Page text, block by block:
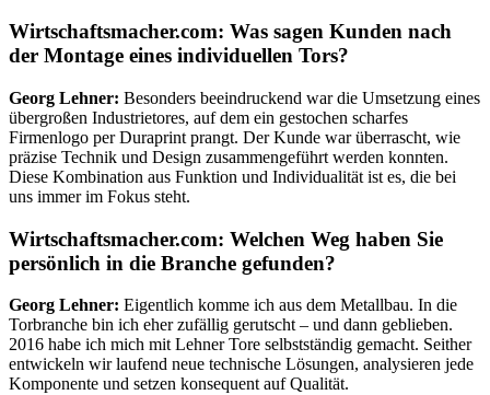
Wirtschaftsmacher.com: Was sagen Kunden nach
der Montage eines individuellen Tors?
Georg Lehner: Besonders beeindruckend war die Umsetzung eines
übergroßen Industrietores, auf dem ein gestochen scharfes
Firmenlogo per Duraprint prangt. Der Kunde war überrascht, wie
präzise Technik und Design zusammengeführt werden konnten.
Diese Kombination aus Funktion und Individualität ist es, die bei
uns immer im Fokus steht.
Wirtschaftsmacher.com: Welchen Weg haben Sie
persönlich in die Branche gefunden?
Georg Lehner: Eigentlich komme ich aus dem Metallbau. In die
Torbranche bin ich eher zufällig gerutscht – und dann geblieben.
2016 habe ich mich mit Lehner Tore selbstständig gemacht. Seither
entwickeln wir laufend neue technische Lösungen, analysieren jede
Komponente und setzen konsequent auf Qualität.